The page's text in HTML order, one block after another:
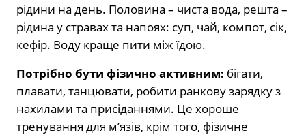
рідини на день. Половина – чиста вода, решта –
рідина у стравах та напоях: суп, чай, компот, сік,
кефір. Воду краще пити між їдою.
Потрібно бути фізично активним: бігати,
плавати, танцювати, робити ранкову зарядку з
нахилами та присіданнями. Це хороше
тренування для м’язів, крім того, фізичне